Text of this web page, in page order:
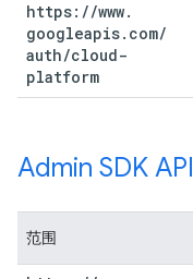
https: //www.
googleapis. com/
auth/cloud-
platform
Admin SDK API
范围